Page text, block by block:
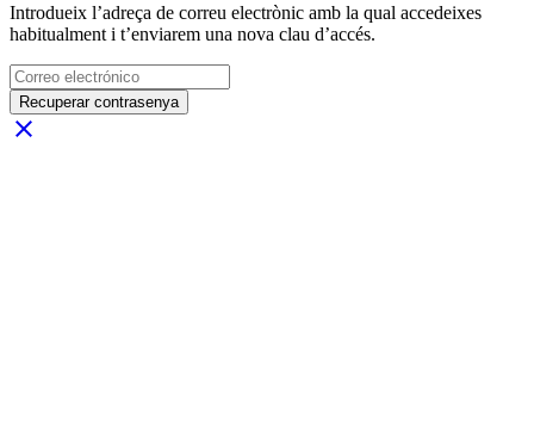
Introdueix l’adreça de correu electrònic amb la qual accedeixes
habitualment i t’enviarem una nova clau d’accés.
Recuperar contrasenya
close